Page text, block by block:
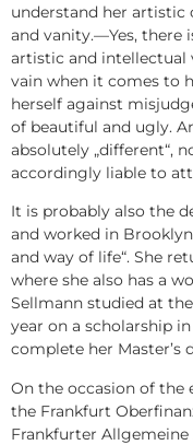
understand her artistic
and vanity.––Yes,
artistic and intellectual
vain when it comes to
herself against
of beautiful and ugly.
absolutely „different“,
accordingly liable to
It is probably also the
and worked in
and way of life“. She
where she also has a
Sellmann studied at
year on a scholarship
complete her Master’s
On the occasion of the
the Frankfurt
Frankfurter Allgemeine